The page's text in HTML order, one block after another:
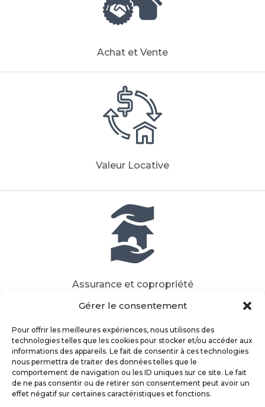
Gérer le consentement
Pour offrir les meilleures expériences, nous utilisons des
technologies telles que les cookies pour stocker et/ou accéder aux
informations des appareils. Le fait de consentir à ces technologies
nous permettra de traiter des données telles que le
comportement de navigation ou les ID uniques sur ce site. Le fait
de ne pas consentir ou de retirer son consentement peut avoir un
effet négatif sur certaines caractéristiques et fonctions.
Achat et Vente
Valeur Locative
Assurance et copropriété
Fiscalité